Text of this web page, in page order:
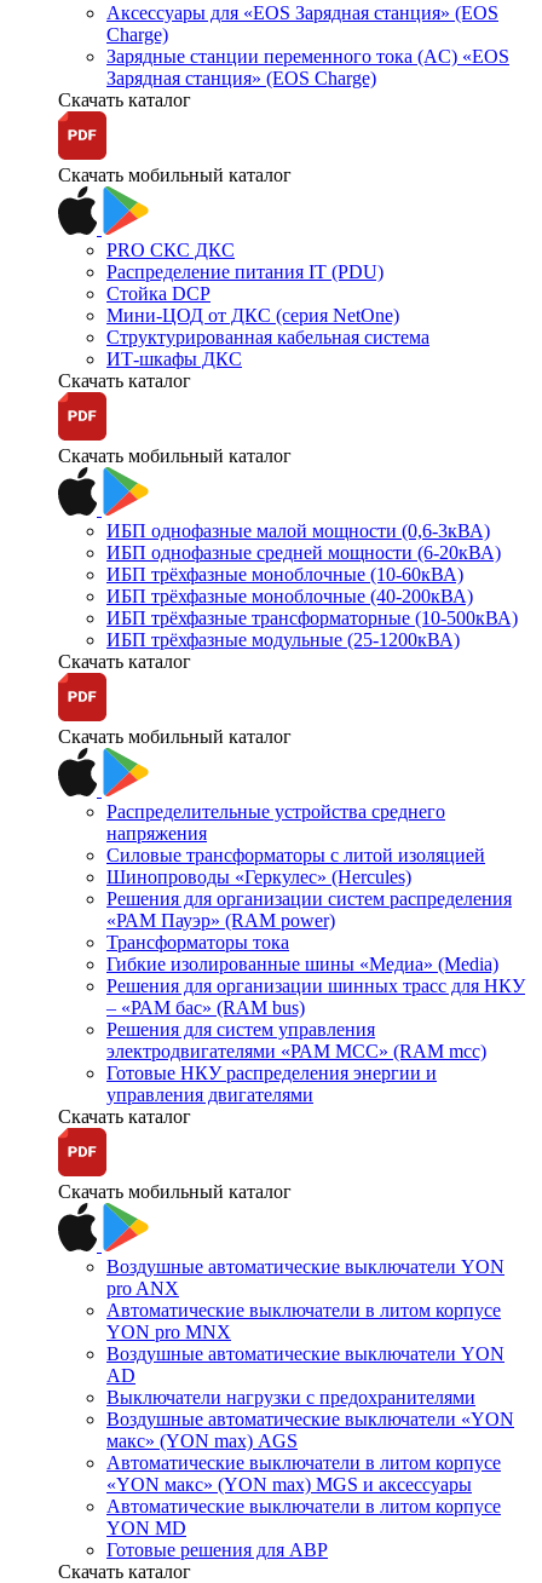
Аксессуары для «EOS Зарядная станция» (EOS
Charge)
Зарядные станции переменного тока (AC) «EOS
Зарядная станция» (EOS Charge)
Скачать каталог
Скачать мобильный каталог
PRO СКС ДКС
Распределение питания IT (PDU)
Стойка DCP
Мини-ЦОД от ДКС (серия NetOne)
Структурированная кабельная система
ИТ-шкафы ДКС
Скачать каталог
Скачать мобильный каталог
ИБП однофазные малой мощности (0,6-3кВА)
ИБП однофазные средней мощности (6-20кВА)
ИБП трёхфазные моноблочные (10-60кВА)
ИБП трёхфазные моноблочные (40-200кВА)
ИБП трёхфазные трансформаторные (10-500кВА)
ИБП трёхфазные модульные (25-1200кВА)
Скачать каталог
Скачать мобильный каталог
Распределительные устройства среднего
напряжения
Силовые трансформаторы с литой изоляцией
Шинопроводы «Геркулес» (Hercules)
Решения для организации систем распределения
«РАМ Пауэр» (RAM power)
Трансформаторы тока
Гибкие изолированные шины «Медиа» (Media)
Решения для организации шинных трасс для НКУ
– «РАМ бас» (RAM bus)
Решения для систем управления
электродвигателями «РАМ МСС» (RAM mcc)
Готовые НКУ распределения энергии и
управления двигателями
Скачать каталог
Скачать мобильный каталог
Воздушные автоматические выключатели YON
pro ANX
Автоматические выключатели в литом корпусе
YON pro MNX
Воздушные автоматические выключатели YON
AD
Выключатели нагрузки с предохранителями
Воздушные автоматические выключатели «YON
макс» (YON max) AGS
Автоматические выключатели в литом корпусе
«YON макс» (YON max) MGS и аксессуары
Автоматические выключатели в литом корпусе
YON MD
Готовые решения для АВР
Скачать каталог